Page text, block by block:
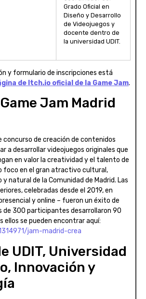
Grado Oficial en
Diseño y Desarrollo
de Videojuegos y
docente dentro de
la universidad UDIT.
y formulario de inscripciones está
de Itch.io oficial de la Game Jam.
Jam Madrid
concurso de creación de contenidos
a desarrollar videojuegos originales que
en valor la creatividad y el talento de
foco en el gran atractivo cultural,
natural de la Comunidad de Madrid. Las
celebradas desde el 2019, en
y online – fueron un éxito de
de 300 participantes desarrollaron 90
ellos se pueden encontrar aquí:
jam-madrid-crea
UDIT, Universidad
Innovación y